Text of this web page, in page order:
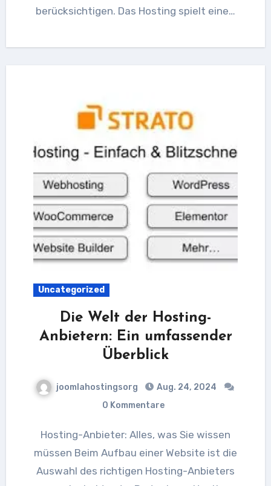
berücksichtigen. Das Hosting spielt eine…
Uncategorized
Die Welt der Hosting-
Anbietern: Ein umfassender
Überblick
joomlahostingsorg
Aug. 24, 2024
0 Kommentare
Hosting-Anbieter: Alles, was Sie wissen
müssen Beim Aufbau einer Website ist die
Auswahl des richtigen Hosting-Anbieters